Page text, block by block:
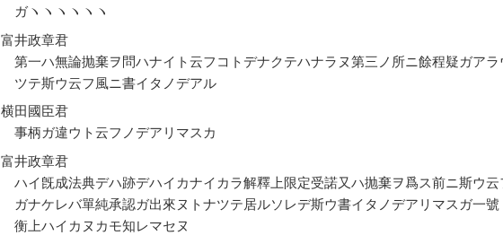
ガヽヽヽヽヽヽ
富井政章君
第一ハ無論抛棄ヲ問ハナイト云フコトデナクテハナラヌ第三ノ所ニ餘程疑ガアラ
ツテ斯ウ云フ風ニ書イタノデアル
横田國臣君
事柄ガ違ウト云フノデアリマスカ
富井政章君
ハイ旣成法典デハ跡デハイカナイカラ解釋上限定受諾又ハ抛棄ヲ爲ス前ニ斯ウ云
ガナケレバ單純承認ガ出來ヌトナツテ居ルソレデ斯ウ書イタノデアリマスガ一
衡上ハイカヌカモ知レマセヌ